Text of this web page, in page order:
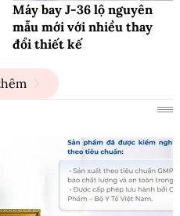
Máy bay J-36 lộ nguyên
mẫu mới với nhiều thay
đổi thiết kế